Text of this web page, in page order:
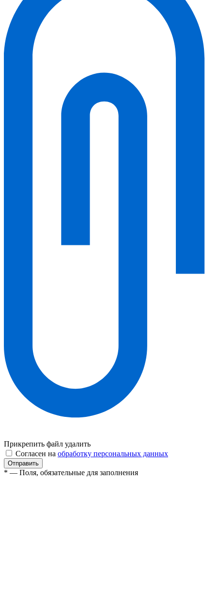
Прикрепить файл удалить
Согласен на обработку персональных данных
* — Поля, обязательные для заполнения